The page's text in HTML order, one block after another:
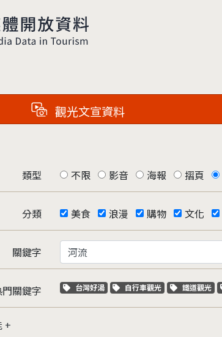
觀光文宣資料
類型 不限 影音 海報 摺頁
分類 美食 浪漫 購物 文化
關鍵字
門關鍵字 關鍵字標籤
台灣好湯 關鍵字標籤
自行車觀光 關鍵字標籤
鐵道觀光